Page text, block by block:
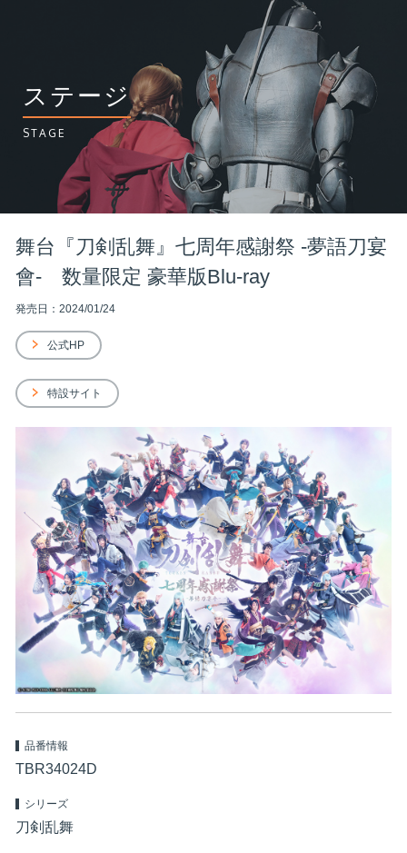
ステージ
STAGE
舞台『刀剣乱舞』七周年感謝祭 -夢語刀宴
會- 数量限定 豪華版Blu-ray
発売日：2024/01/24
公式HP
特設サイト
品番情報
TBR34024D
シリーズ
刀剣乱舞